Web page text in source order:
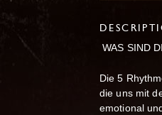
WAS SIND
Die 5
die uns mit
emotional